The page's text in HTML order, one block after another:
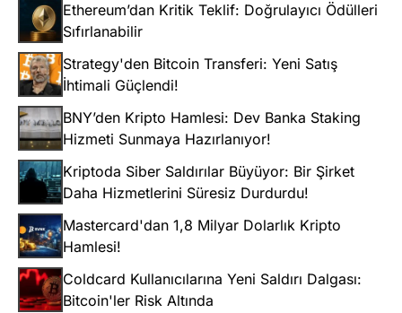
Ethereum’dan Kritik Teklif: Doğrulayıcı Ödülleri
Sıfırlanabilir
Strategy'den Bitcoin Transferi: Yeni Satış
İhtimali Güçlendi!
BNY’den Kripto Hamlesi: Dev Banka Staking
Hizmeti Sunmaya Hazırlanıyor!
Kriptoda Siber Saldırılar Büyüyor: Bir Şirket
Daha Hizmetlerini Süresiz Durdurdu!
Mastercard'dan 1,8 Milyar Dolarlık Kripto
Hamlesi!
Coldcard Kullanıcılarına Yeni Saldırı Dalgası:
Bitcoin'ler Risk Altında